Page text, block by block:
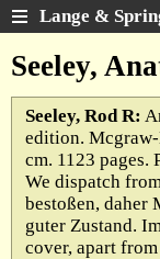
Lange &
Erweiterte Suche
Kategorien
Schlagwörter
Gesamtbestand
Warenkorb
Seeley,
Seeley, Rod R:
edition.
cm. 1123 pages.
We dispatch
bestoßen, daher
guter Zustand.
cover, apart